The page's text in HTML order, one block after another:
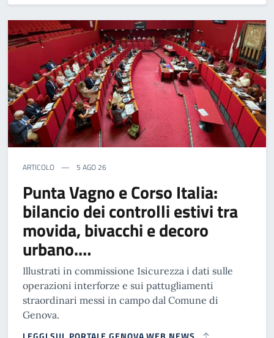
ARTICOLO 5 AGO 26
Punta Vagno e Corso Italia:
bilancio dei controlli estivi tra
movida, bivacchi e decoro
urbano.…
Illustrati in commissione 1sicurezza i dati sulle
operazioni interforze e sui pattugliamenti
straordinari messi in campo dal Comune di
Genova.